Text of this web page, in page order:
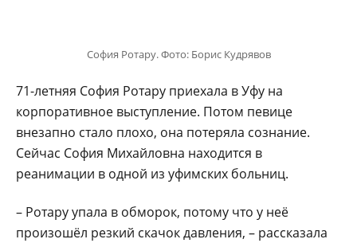
София Ротару. Фото: Борис Кудрявов
71-летняя София Ротару приехала в Уфу на
корпоративное выступление. Потом певице
внезапно стало плохо, она потеряла сознание.
Сейчас София Михайловна находится в
реанимации в одной из уфимских больниц.
– Ротару упала в обморок, потому что у неё
произошёл резкий скачок давления, – рассказала